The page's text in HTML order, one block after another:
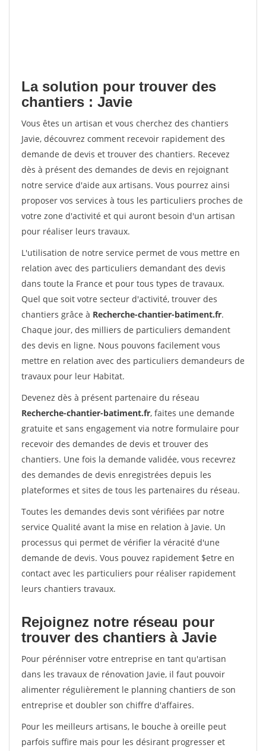
La solution pour trouver des
chantiers : Javie
Vous êtes un artisan et vous cherchez des chantiers
Javie, découvrez comment recevoir rapidement des
demande de devis et trouver des chantiers. Recevez
dès à présent des demandes de devis en rejoignant
notre service d'aide aux artisans. Vous pourrez ainsi
proposer vos services à tous les particuliers proches de
votre zone d'activité et qui auront besoin d'un artisan
pour réaliser leurs travaux.
L'utilisation de notre service permet de vous mettre en
relation avec des particuliers demandant des devis
dans toute la France et pour tous types de travaux.
Quel que soit votre secteur d'activité, trouver des
chantiers grâce à Recherche-chantier-batiment.fr.
Chaque jour, des milliers de particuliers demandent
des devis en ligne. Nous pouvons facilement vous
mettre en relation avec des particuliers demandeurs de
travaux pour leur Habitat.
Devenez dès à présent partenaire du réseau
Recherche-chantier-batiment.fr, faites une demande
gratuite et sans engagement via notre formulaire pour
recevoir des demandes de devis et trouver des
chantiers. Une fois la demande validée, vous recevrez
des demandes de devis enregistrées depuis les
plateformes et sites de tous les partenaires du réseau.
Toutes les demandes devis sont vérifiées par notre
service Qualité avant la mise en relation à Javie. Un
processus qui permet de vérifier la véracité d'une
demande de devis. Vous pouvez rapidement $etre en
contact avec les particuliers pour réaliser rapidement
leurs chantiers travaux.
Rejoignez notre réseau pour
trouver des chantiers à Javie
Pour pérénniser votre entreprise en tant qu'artisan
dans les travaux de rénovation Javie, il faut pouvoir
alimenter régulièrement le planning chantiers de son
entreprise et doubler son chiffre d'affaires.
Pour les meilleurs artisans, le bouche à oreille peut
parfois suffire mais pour les désirant progresser et